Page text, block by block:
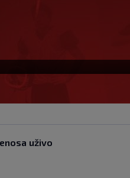
opet je
uživo